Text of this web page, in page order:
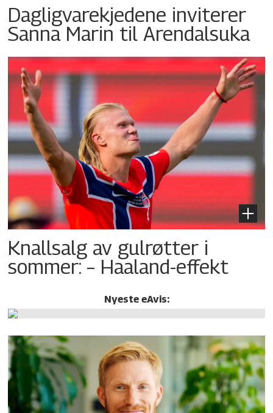
Dagligvarekjedene inviterer
Sanna Marin til Arendalsuka
Knallsalg av gulrøtter i
sommer: – Haaland-effekt
Nyeste eAvis: